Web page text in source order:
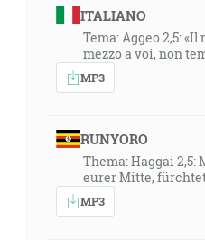
ITALIANO
Tema: Aggeo 2,5:
mezzo a voi, non
MP3
RUNYORO
Thema: Haggai 2,5:
eurer Mitte,
MP3